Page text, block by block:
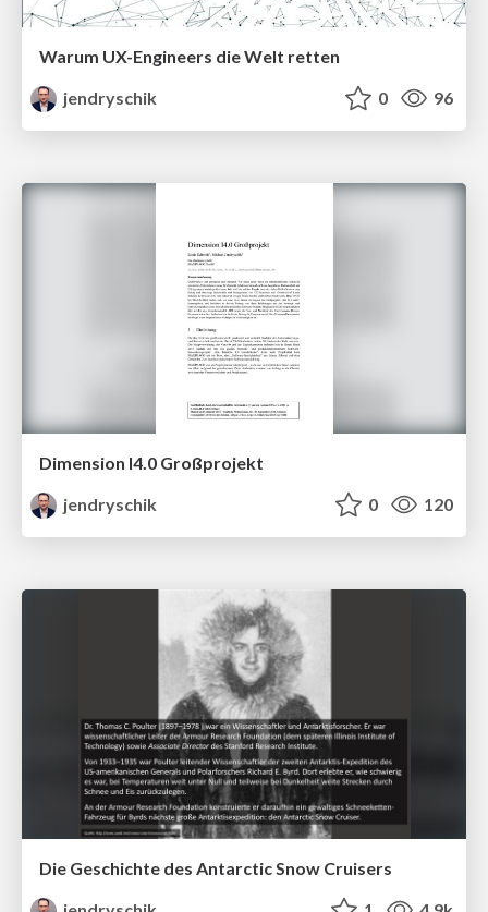
Warum UX-Engineers die Welt retten
jendryschik
0 96
Dimension I4.0 Großprojekt
jendryschik
0 120
Die Geschichte des Antarctic Snow Cruisers